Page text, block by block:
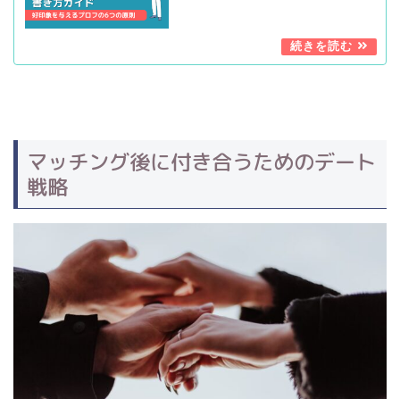
マッチング後に付き合うためのデート
戦略